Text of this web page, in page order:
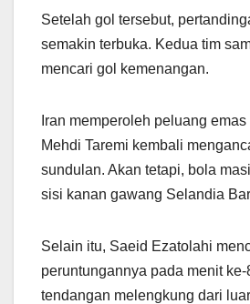
Setelah gol tersebut,
semakin terbuka. Kedua tim
mencari gol kemenangan.
Iran memperoleh peluang
Mehdi Taremi kembali
sundulan. Akan tetapi, bola
sisi kanan gawang Selandia
Selain itu, Saeid Ezatolahi
peruntungannya pada menit
tendangan melengkung dari